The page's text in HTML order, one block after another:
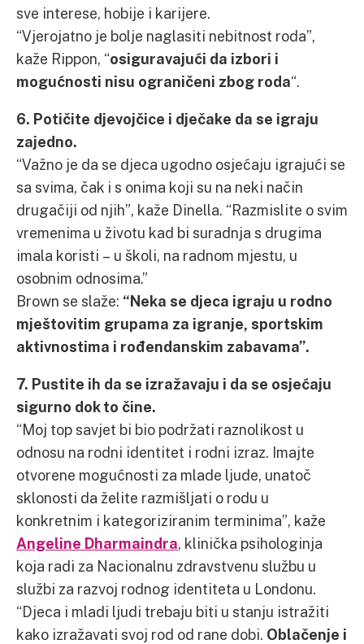
sve interese, hobije i karijere.
“Vjerojatno je bolje naglasiti nebitnost roda”,
kaže Rippon, “osiguravajući da izbori i
mogućnosti nisu ograničeni zbog roda“.
6. Potičite djevojčice i dječake da se igraju
zajedno.
“Važno je da se djeca ugodno osjećaju igrajući se
sa svima, čak i s onima koji su na neki način
drugačiji od njih”, kaže Dinella. “Razmislite o svim
vremenima u životu kad bi suradnja s drugima
imala koristi – u školi, na radnom mjestu, u
osobnim odnosima.”
Brown se slaže: “Neka se djeca igraju u rodno
mještovitim grupama za igranje, sportskim
aktivnostima i rođendanskim zabavama”.
7. Pustite ih da se izražavaju i da se osjećaju
sigurno dok to čine.
“Moj top savjet bi bio podržati raznolikost u
odnosu na rodni identitet i rodni izraz. Imajte
otvorene mogućnosti za mlade ljude, unatoč
sklonosti da želite razmišljati o rodu u
konkretnim i kategoriziranim terminima”, kaže
Angeline Dharmaindra, klinička psihologinja
koja radi za Nacionalnu zdravstvenu službu u
službi za razvoj rodnog identiteta u Londonu.
“Djeca i mladi ljudi trebaju biti u stanju istražiti
kako izražavati svoj rod od rane dobi. Oblačenje i